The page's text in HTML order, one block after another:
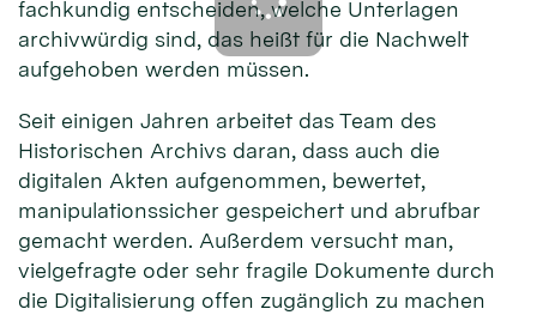
fachkundig entscheiden, welche Unterlagen
archivwürdig sind, das heißt für die Nachwelt
aufgehoben werden müssen.
Seit einigen Jahren arbeitet das Team des
Historischen Archivs daran, dass auch die
digitalen Akten aufgenommen, bewertet,
manipulationssicher gespeichert und abrufbar
gemacht werden. Außerdem versucht man,
vielgefragte oder sehr fragile Dokumente durch
die Digitalisierung offen zugänglich zu machen